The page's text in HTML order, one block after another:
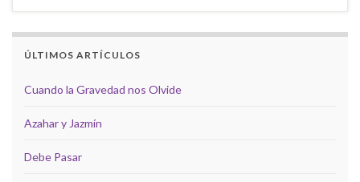
ÚLTIMOS ARTÍCULOS
Cuando la Gravedad nos Olvide
Azahar y Jazmín
Debe Pasar